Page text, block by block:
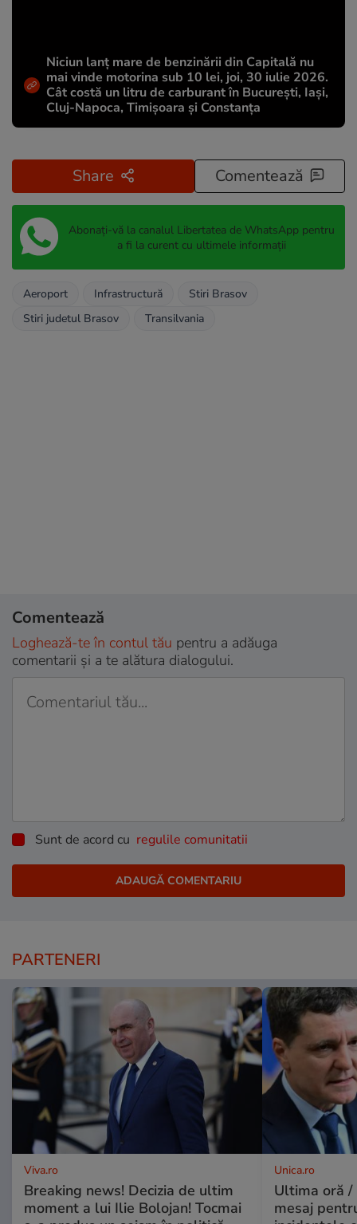
Niciun lanț mare de benzinării din Capitală nu
mai vinde motorina sub 10 lei, joi, 30 iulie 2026.
Cât costă un litru de carburant în București, Iași,
Cluj-Napoca, Timișoara și Constanța
Share Comentează
Abonați-vă la canalul Libertatea de WhatsApp pentru
a fi la curent cu ultimele informații
Aeroport Infrastructură
Stiri Brasov
Stiri judetul Brasov
Transilvania
Comentează
Loghează-te în contul tău pentru a adăuga
comentarii și a te alătura dialogului.
Sunt de acord cu regulile comunitatii
PARTENERI
Viva.ro
Breaking news! Decizia de ultim
moment a lui Ilie Bolojan! Tocmai
Unica.ro
Ultima oră /
mesaj